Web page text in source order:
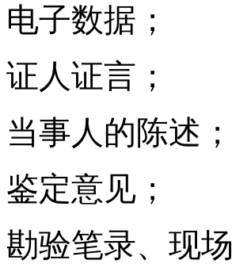
电子数据；
证人证言；
当事人的陈述
鉴定意见；
勘验笔录、现